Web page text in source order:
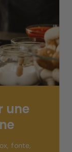
une
fonte,